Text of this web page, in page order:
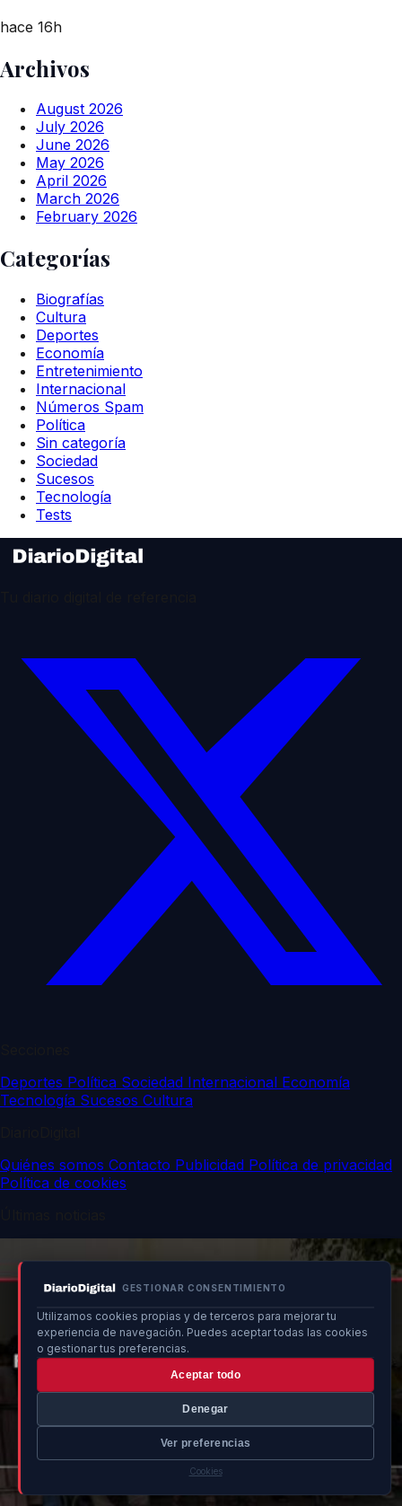
GESTIONAR CONSENTIMIENTO
Utilizamos cookies propias y de terceros para mejorar tu
experiencia de navegación. Puedes aceptar todas las cookies
o gestionar tus preferencias.
Aceptar todo
Denegar
Ver preferencias
Cookies
hace 16h
Archivos
August 2026
July 2026
June 2026
May 2026
April 2026
March 2026
February 2026
Categorías
Biografías
Cultura
Deportes
Economía
Entretenimiento
Internacional
Números Spam
Política
Sin categoría
Sociedad
Sucesos
Tecnología
Tests
Deportes Política Sociedad Internacional Economía
Tecnología Sucesos Cultura
Quiénes somos Contacto Publicidad Política de privacidad
Política de cookies